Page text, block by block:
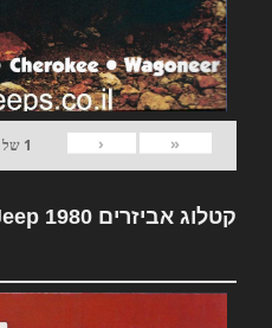
«
‹
1 של
קטלוג אביזרים Jeep 1980